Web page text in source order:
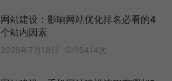
网站建设：影响网站优化排名必看的4
个站内因素
2026年7月18日 15414次